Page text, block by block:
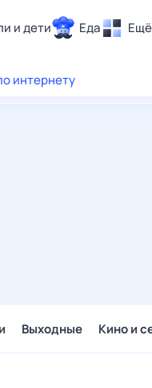
и дети Еда Ещё
интернету
Выходные Кино и